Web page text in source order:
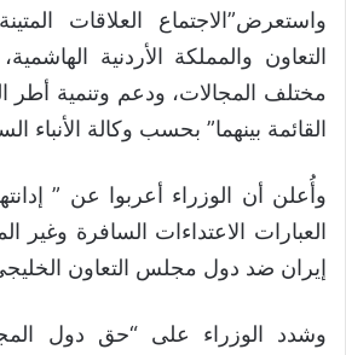
واستعرض”الاجتماع العلاقات
التعاون والمملكة الأردنية
مختلف المجالات، ودعم وتنمية أطر
القائمة بينهما” بحسب وكالة الأنباء
وأُعلن أن الوزراء أعربوا عن ”
العبارات الاعتداءات السافرة وغير
إيران ضد دول مجلس التعاون
وشدد الوزراء على “حق دول